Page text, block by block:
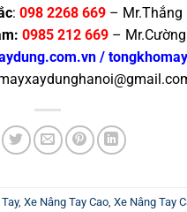
: 098 2268 669– Mr.Thắng
0985 212 669 – Mr.Cường
/
, Xe Nâng Tay Cao, Xe Nâng Tay